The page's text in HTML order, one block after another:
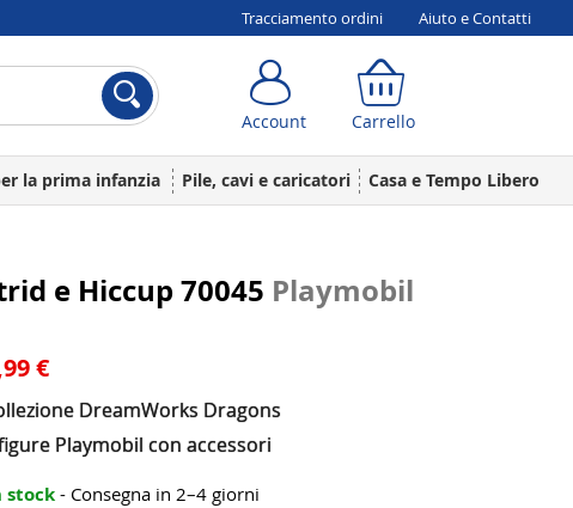
Tracciamento ordini Aiuto e Contatti
Account Carrello
la prima infanzia Pile, cavi e caricatori Casa e Tempo Libero
e Hiccup 70045 Playmobil
€
DreamWorks Dragons
Playmobil con accessori
stock- Consegna in 2–4 giorni
Account Carrello